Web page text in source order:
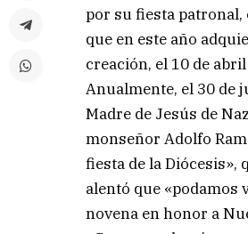
por su fiesta patronal,
que en este año
creación, el 10 de
Anualmente, el 30 de
Madre de Jesús de
monseñor Adolfo
fiesta de la Diócesis»,
alentó que
novena en honor a